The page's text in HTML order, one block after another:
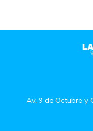
Av. 9 de Octubre y